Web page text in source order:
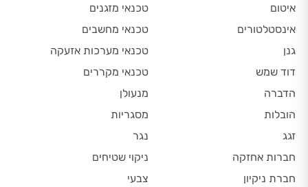
איטום
אינסטלטורים
גנן
דוד שמש
הדברה
הובלות
זגג
חברות אחזקה
חברת ניקיון
טכנאי מזגנים
טכנאי מחשבים
טכנאי מערכות אזעקה
טכנאי מקררים
מנעולן
מסגריות
נגר
ניקוי שטיחים
צבעי